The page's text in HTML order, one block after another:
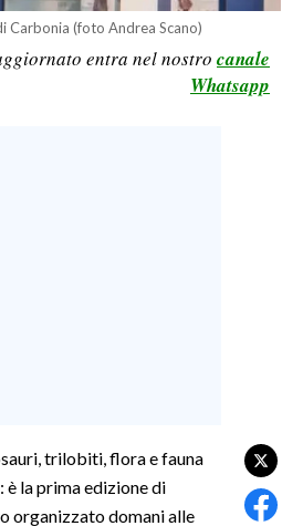
Carbonia (foto Andrea Scano)
entra nel nostro canale
Whatsapp
trilobiti, flora e fauna
la prima edizione di
organizzato domani alle